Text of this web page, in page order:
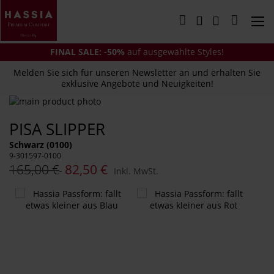
zum
Inhalt
Mein
FINAL SALE: -50% auf ausgewählte Styles!
Melden Sie sich für unseren Newsletter an und erhalten Sie
exklusive Angebote und Neuigkeiten!
PISA SLIPPER
Schwarz (0100)
9-301597-0100
165,00 € 82,50 € Inkl. MwSt.
könnte
Zum
der
Bildergalerie
springen
Anfang
der
Bildergalerie
springen